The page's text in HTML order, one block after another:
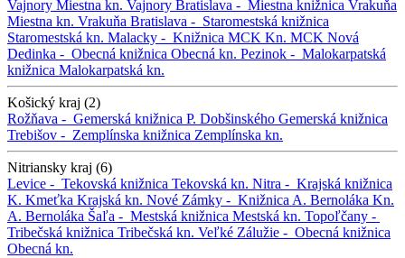
Vajnory Miestna kn. Vajnory Bratislava - Miestna knižnica Vrakuňa
Miestna kn. Vrakuňa Bratislava - Staromestská knižnica
Staromestská kn. Malacky - Knižnica MCK Kn. MCK Nová
Dedinka - Obecná knižnica Obecná kn. Pezinok - Malokarpatská
knižnica Malokarpatská kn.
Košický kraj (2)
Rožňava - Gemerská knižnica P. Dobšinského Gemerská knižnica
Trebišov - Zemplínska knižnica Zemplínska kn.
Nitriansky kraj (6)
Levice - Tekovská knižnica Tekovská kn. Nitra - Krajská knižnica
K. Kmeťka Krajská kn. Nové Zámky - Knižnica A. Bernoláka Kn.
A. Bernoláka Šaľa - Mestská knižnica Mestská kn. Topoľčany -
Tribečská knižnica Tribečská kn. Veľké Zálužie - Obecná knižnica
Obecná kn.